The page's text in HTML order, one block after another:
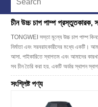
চীন উচ্চ চাপ পাম্প প্রস্তুতকারক,
TONGWEI সস্তা মূল্যে উচ্চ চাপ পাম্প কিনতে
নির্মাতা এবং সরবরাহকারীদের মধ্যে একটি।
আসা. পাইকারিতে স্বাগতম এবং আমাদের
সব চীন তৈরি করা হয়. একটি অর্ডার স্থাপন
সংশ্লিষ্ট পণ্য